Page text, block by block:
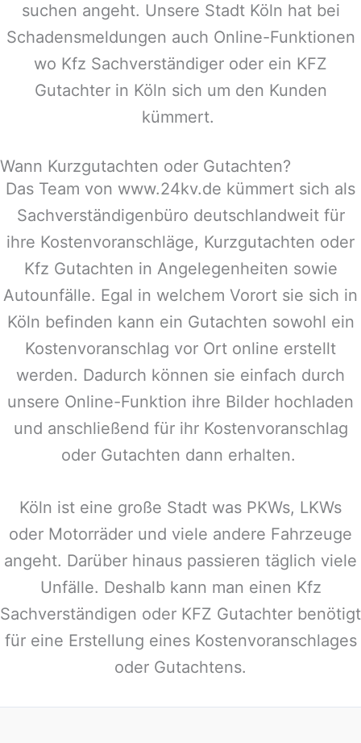
suchen angeht. Unsere Stadt Köln hat bei
Schadensmeldungen auch Online-Funktionen
wo Kfz Sachverständiger oder ein KFZ
Gutachter in Köln sich um den Kunden
kümmert.
Wann Kurzgutachten oder Gutachten?
Das Team von www.24kv.de kümmert sich als
Sachverständigenbüro deutschlandweit für
ihre Kostenvoranschläge, Kurzgutachten oder
Kfz Gutachten in Angelegenheiten sowie
Autounfälle. Egal in welchem Vorort sie sich in
Köln befinden kann ein Gutachten sowohl ein
Kostenvoranschlag vor Ort online erstellt
werden. Dadurch können sie einfach durch
unsere Online-Funktion ihre Bilder hochladen
und anschließend für ihr Kostenvoranschlag
oder Gutachten dann erhalten.
Köln ist eine große Stadt was PKWs, LKWs
oder Motorräder und viele andere Fahrzeuge
angeht. Darüber hinaus passieren täglich viele
Unfälle. Deshalb kann man einen Kfz
Sachverständigen oder KFZ Gutachter benötigt
für eine Erstellung eines Kostenvoranschlages
oder Gutachtens.